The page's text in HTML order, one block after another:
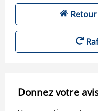
Donnez votre